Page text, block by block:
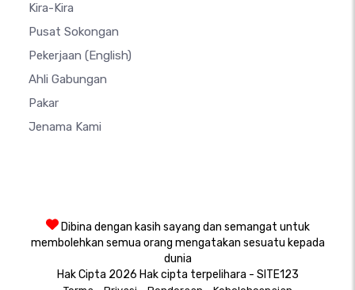
Kira-Kira
Pusat Sokongan
Pekerjaan (English)
Ahli Gabungan
Pakar
Jenama Kami
Dibina dengan kasih sayang dan semangat untuk
membolehkan semua orang mengatakan sesuatu kepada
dunia
Hak Cipta 2026 Hak cipta terpelihara - SITE123